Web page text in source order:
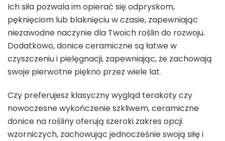
Ich siła pozwala im opierać się odpryskom,
pęknięciom lub blaknięciu w czasie, zapewniając
niezawodne naczynie dla Twoich roślin do rozwoju.
Dodatkowo, donice ceramiczne są łatwe w
czyszczeniu i pielęgnacji, zapewniając, że zachowają
swoje pierwotne piękno przez wiele lat.
Czy preferujesz klasyczny wygląd terakoty czy
nowoczesne wykończenie szkliwem, ceramiczne
donice na rośliny oferują szeroki zakres opcji
wzorniczych, zachowując jednocześnie swoją siłę i